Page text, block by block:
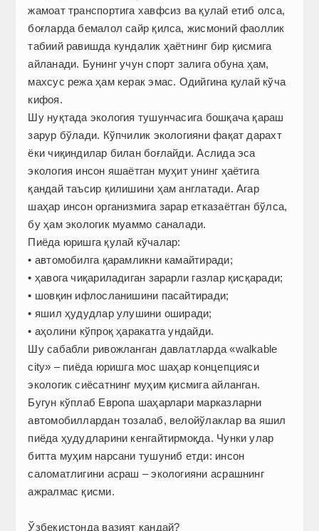
жамоат транспортига хавфсиз ва қулай етиб олса,
боғларда бемалол сайр қилса, жисмоний фаоллик
табиий равишда кундалик ҳаётнинг бир қисмига
айланади. Бунинг учун спорт залига обуна ҳам,
махсус режа ҳам керак эмас. Одийгина қулай кўча
кифоя.
Шу нуқтада экология тушунчасига бошқача қараш
зарур бўлади. Кўпчилик экологияни фақат дарахт
ёки чиқиндилар билан боғлайди. Аслида эса
экология инсон яшаётган муҳит унинг ҳаётига
қандай таъсир қилишини ҳам англатади. Агар
шаҳар инсон организмига зарар етказаётган бўлса,
бу ҳам экологик муаммо саналади.
Пиёда юришга қулай кўчалар:
• автомобилга қарамликни камайтиради;
• ҳавога чиқариладиган зарарли газлар қисқаради;
• шовқин ифлосланишини пасайтиради;
• яшил ҳудудлар улушини оширади;
• аҳолини кўпроқ ҳаракатга ундайди.
Шу сабабли ривожланган давлатларда «walkable
city» – пиёда юришга мос шаҳар концепцияси
экологик сиёсатнинг муҳим қисмига айланган.
Бугун кўплаб Европа шаҳарлари марказларни
автомобиллардан тозалаб, велойўлаклар ва яшил
пиёда ҳудудларини кенгайтирмоқда. Чунки улар
битта муҳим нарсани тушуниб етди: инсон
саломатлигини асраш – экологияни асрашнинг
ажралмас қисми.
Ўзбекистонда вазият қандай?